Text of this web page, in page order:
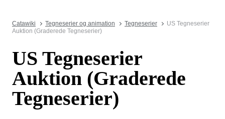
Catawiki Tegneserier og animation Tegneserier
US Tegneserier
Auktion (Graderede Tegneserier)
US Tegneserier
Auktion (Graderede
Tegneserier)